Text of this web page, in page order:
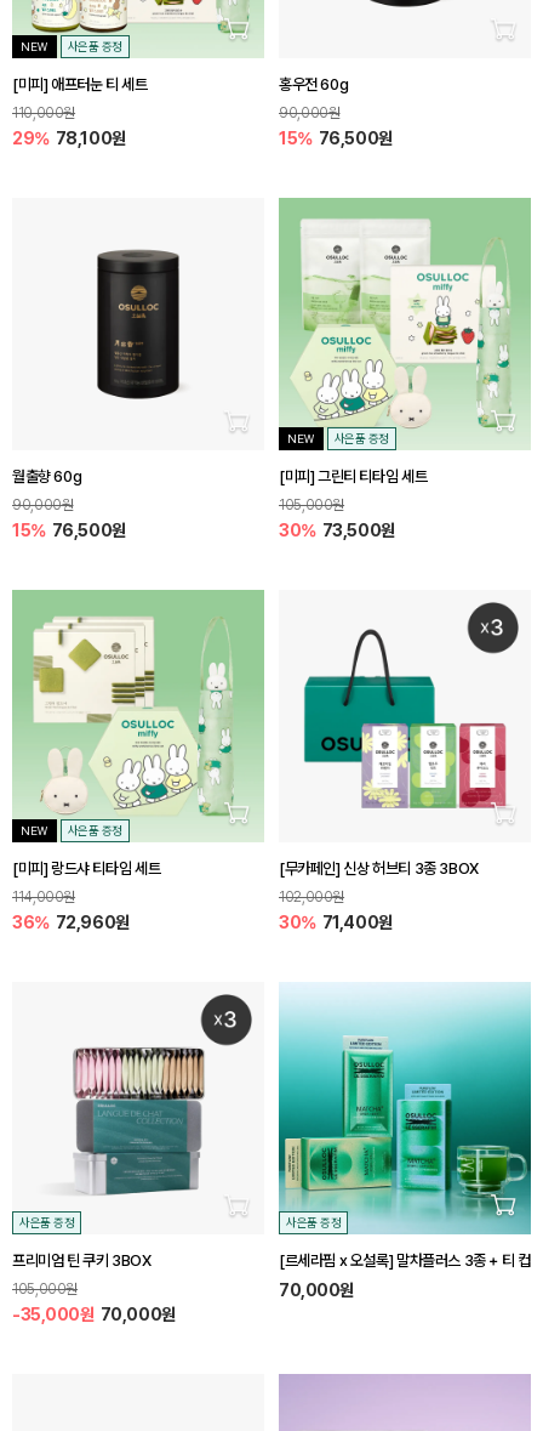
NEW 사은품 증정 장바구니 담기
[미피] 애프터눈 티 세트
110,000원
29% 78,100원
장바
홍우전 60g
90,000원
15% 76,500원
장바구니 담기
월출향 60g
90,000원
15% 76,500원
NEW 사은품 증정 장바
[미피] 그린티 티타임 세트
105,000원
30% 73,500원
NEW 사은품 증정 장바구니 담기
[미피] 랑드샤 티타임 세트
114,000원
36% 72,960원
장바
[무카페인] 신상 허브티 3종 3BOX
102,000원
30% 71,400원
사은품 증정 장바구니 담기
프리미엄 틴 쿠키 3BOX
105,000원
-35,000원 70,000원
사은품 증정 장바
[르세라핌 x 오설록] 말차플러스 3종 + 티 컵
70,000원